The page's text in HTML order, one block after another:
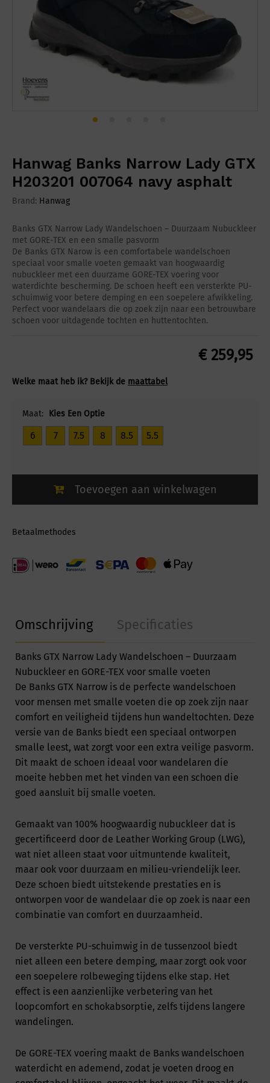
Hanwag Banks Narrow Lady GTX
H203201 007064 navy asphalt
Brand: Hanwag
Banks GTX Narrow Lady Wandelschoen – Duurzaam Nubuckleer
met GORE-TEX en een smalle pasvorm
De Banks GTX Narow is een comfortabele wandelschoen
speciaal voor smalle voeten gemaakt van hoogwaardig
nubuckleer met een duurzame GORE-TEX voering voor
waterdichte bescherming. De schoen heeft een versterkte PU-
schuimwig voor betere demping en een soepelere afwikkeling.
Perfect voor wandelaars die op zoek zijn naar een betrouwbare
schoen voor uitdagende tochten en huttentochten.
€259,95
Welke maat heb ik? Bekijk de maattabel
Maat: Kies Een Optie
6 7 7.5 8 8.5 5.5
Toevoegen aan winkelwagen
Betaalmethodes
Omschrijving Specificaties
Banks GTX Narrow Lady Wandelschoen – Duurzaam
Nubuckleer en GORE-TEX voor smalle voeten
De Banks GTX Narrow is de perfecte wandelschoen
voor mensen met smalle voeten die op zoek zijn naar
comfort en veiligheid tijdens hun wandeltochten. Deze
versie van de Banks biedt een speciaal ontworpen
smalle leest, wat zorgt voor een extra veilige pasvorm.
Dit maakt de schoen ideaal voor wandelaren die
moeite hebben met het vinden van een schoen die
goed aansluit bij smalle voeten.
Gemaakt van 100% hoogwaardig nubuckleer dat is
gecertificeerd door de Leather Working Group (LWG),
wat niet alleen staat voor uitmuntende kwaliteit,
maar ook voor duurzaam en milieu-vriendelijk leer.
Deze schoen biedt uitstekende prestaties en is
ontworpen voor de wandelaar die op zoek is naar een
combinatie van comfort en duurzaamheid.
De versterkte PU-schuimwig in de tussenzool biedt
niet alleen een betere demping, maar zorgt ook voor
een soepelere rolbeweging tijdens elke stap. Het
effect is een aanzienlijke verbetering van het
loopcomfort en schokabsorptie, zelfs tijdens langere
wandelingen.
De GORE-TEX voering maakt de Banks wandelschoen
waterdicht en ademend, zodat je voeten droog en